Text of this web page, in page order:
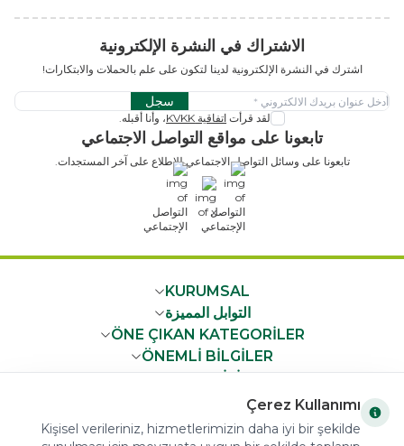
الاشتراك في النشرة الإلكترونية
اشترك في النشرة الإلكترونية لدينا لتكون على علم بالحملات والابتكارات!
سجل
لقد قرأت اتفاقية KVKK ، وأنا أقبله.
تابعونا على مواقع التواصل الاجتماعي
تابعونا على وسائل التواصل الاجتماعي للاطلاع على آخر المستجدات.
x
KURUMSAL
التوابل المميزة
ÖNE ÇIKAN KATEGORİLER
ÖNEMLİ BİLGİLER
HIZLI ERİŞİM
Çerez Kullanımı
Kişisel verileriniz, hizmetlerimizin daha iyi bir şekilde